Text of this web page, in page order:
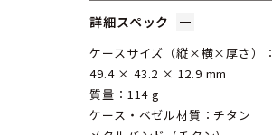
詳細スペック
ケースサイズ（縦×横×厚さ）：
49.4 × 43.2 × 12.9 mm
質量：114 g
ケース・ベゼル材質：チタン